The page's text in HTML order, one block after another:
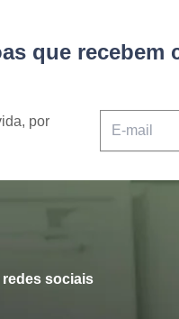
que
por
redes sociais